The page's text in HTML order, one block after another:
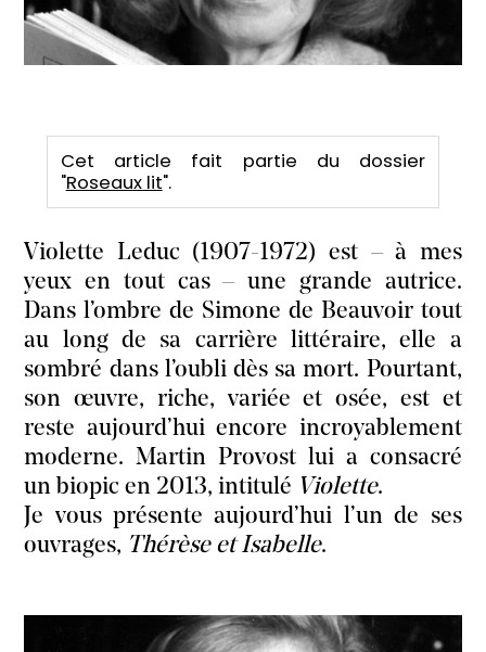
Cet article fait partie du dossier
"Roseaux lit".
Violette Leduc (1907-1972) est – à mes
yeux en tout cas – une grande autrice.
Dans l’ombre de Simone de Beauvoir tout
au long de sa carrière littéraire, elle a
sombré dans l’oubli dès sa mort. Pourtant,
son œuvre, riche, variée et osée, est et
reste aujourd’hui encore incroyablement
moderne. Martin Provost lui a consacré
un biopic en 2013, intitulé Violette.
Je vous présente aujourd’hui l’un de ses
ouvrages, Thérèse et Isabelle.